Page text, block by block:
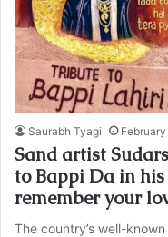
Saurabh Tyagi
Sand artist
to Bappi Da in
remember your
The country’s well-